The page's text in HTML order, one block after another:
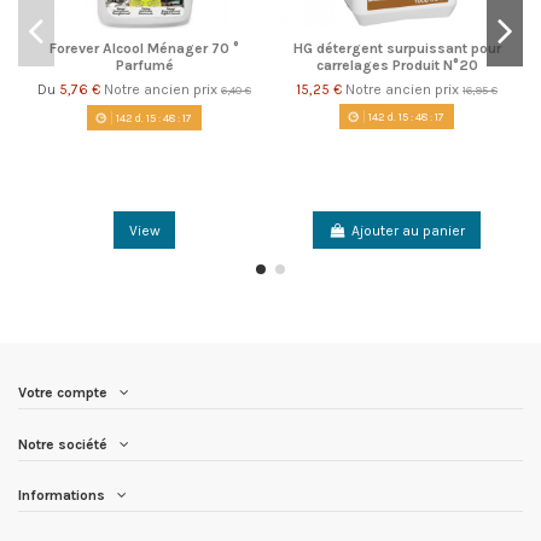
Forever Alcool Ménager 70 °
Parfumé
Du 5,76 € Notre ancien prix 6,40 €
142 d. 15:48:17
View
HG détergent surpuissant pour
carrelages Produit N°20
15,25 € Notre ancien prix 16,95 €
142 d. 15:48:17
Ajouter au panier
Votre compte
Notre société
Informations